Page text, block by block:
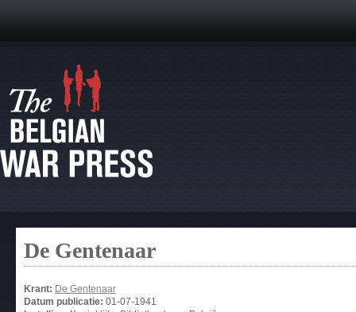
De Gentenaar
Krant: De Gentenaar
Datum publicatie: 01-07-1941